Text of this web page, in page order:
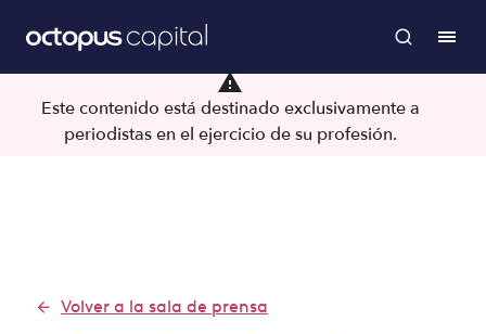
Este contenido está destinado exclusivamente a
periodistas en el ejercicio de su profesión.
Volver a la sala de prensa